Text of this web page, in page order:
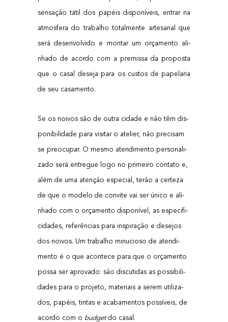
sen­sa­ção tátil dos papéis dis­po­ní­veis, entrar na
atmos­fe­ra do tra­ba­lho total­men­te arte­sa­nal que
será desen­vol­vi­do e mon­tar um orça­men­to ali­
nha­do de acor­do com a pre­mis­sa da pro­pos­ta
que o casal dese­ja para os cus­tos de pape­la­ria
de seu casamento.
Se os noi­vos são de outra cida­de e não têm dis­
po­ni­bi­li­da­de para visi­tar o ate­li­er, não pre­ci­sam
se pre­o­cu­par. O mes­mo aten­di­men­to per­so­na­li­
za­do será entre­gue logo no pri­mei­ro con­ta­to e,
além de uma aten­ção espe­ci­al, terão a cer­te­za
de que o mode­lo de con­vi­te vai ser úni­co e ali­
nha­do com o orça­men­to dis­po­ní­vel, as espe­ci­fi­
ci­da­des, refe­rên­ci­as para ins­pi­ra­ção e dese­jos
dos noi­vos. Um tra­ba­lho minu­ci­o­so de aten­di­
men­to é o que acon­te­ce para que o orça­men­to
pos­sa ser apro­va­do: são dis­cu­ti­das as pos­si­bi­li­
da­des para o pro­je­to, mate­ri­ais a serem uti­li­za­
dos, papéis, tin­tas e aca­ba­men­tos pos­sí­veis, de
acor­do com o bud­getdo casal.